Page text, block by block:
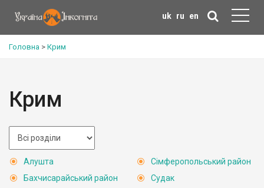
uk ru en
Головна > Крим
Крим
Алушта
Бахчисарайський район
Сімферопольський район
Судак